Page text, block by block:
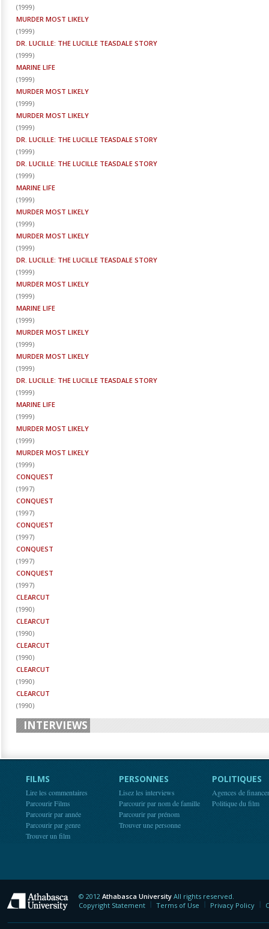
(1999)
MURDER MOST LIKELY
(1999)
DR. LUCILLE: THE LUCILLE TEASDALE STORY
(1999)
MARINE LIFE
(1999)
MURDER MOST LIKELY
(1999)
MURDER MOST LIKELY
(1999)
DR. LUCILLE: THE LUCILLE TEASDALE STORY
(1999)
DR. LUCILLE: THE LUCILLE TEASDALE STORY
(1999)
MARINE LIFE
(1999)
MURDER MOST LIKELY
(1999)
MURDER MOST LIKELY
(1999)
DR. LUCILLE: THE LUCILLE TEASDALE STORY
(1999)
MURDER MOST LIKELY
(1999)
MARINE LIFE
(1999)
MURDER MOST LIKELY
(1999)
MURDER MOST LIKELY
(1999)
DR. LUCILLE: THE LUCILLE TEASDALE STORY
(1999)
MARINE LIFE
(1999)
MURDER MOST LIKELY
(1999)
MURDER MOST LIKELY
(1999)
CONQUEST
(1997)
CONQUEST
(1997)
CONQUEST
(1997)
CONQUEST
(1997)
CONQUEST
(1997)
CLEARCUT
(1990)
CLEARCUT
(1990)
CLEARCUT
(1990)
CLEARCUT
(1990)
CLEARCUT
(1990)
INTERVIEWS
FILMS
Lire les commentaires
Parcourir Films
Parcourir par année
Parcourir par genre
Trouver un film
PERSONNES
Lisez les interviews
Parcourir par nom de famille
Parcourir par prénom
Trouver une personne
POLITIQUES
Agences de
Politique du film
Athabasca University
© 2012 Athabasca University All rights reserved.
Copyright Statement
Terms of Use Privacy Policy